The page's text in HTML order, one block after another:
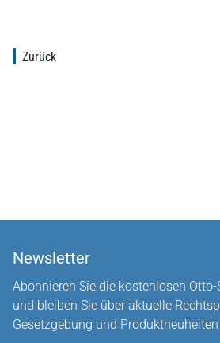
Zurück
Newsletter
Abonnieren Sie die kostenlosen
und bleiben Sie über aktuelle
Gesetzgebung und